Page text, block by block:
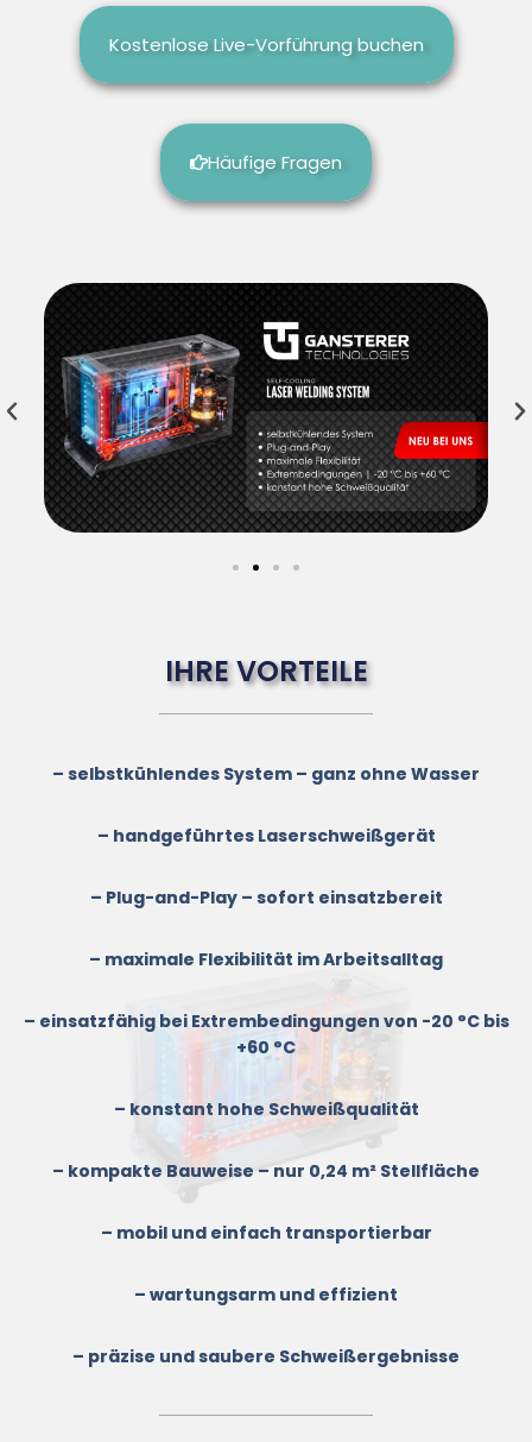
Kostenlose Live-Vorführung buchen
Häufige Fragen
IHRE VORTEILE
– selbstkühlendes System – ganz ohne Wasser
– handgeführtes Laserschweißgerät
– Plug-and-Play – sofort einsatzbereit
– maximale Flexibilität im Arbeitsalltag
– einsatzfähig bei Extrembedingungen von -20 °C bis
+60 °C
– konstant hohe Schweißqualität
– kompakte Bauweise – nur 0,24 m² Stellfläche
– mobil und einfach transportierbar
– wartungsarm und effizient
– präzise und saubere Schweißergebnisse